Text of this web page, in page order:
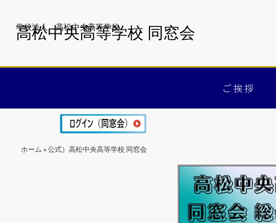
学校法人 高松中央高等学校
高松中央高等学校 同窓会
ご挨拶
ホーム »公式）高松中央高等学校 同窓会